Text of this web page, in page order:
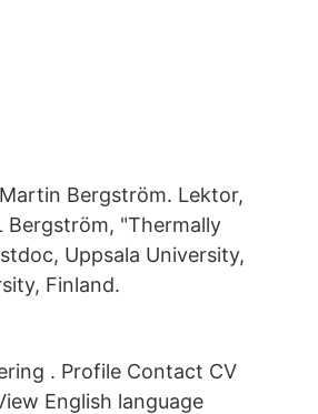
Bergström. Lektor,
Bergström, "Thermally
Uppsala University,
Finland.
. Profile Contact CV
English language